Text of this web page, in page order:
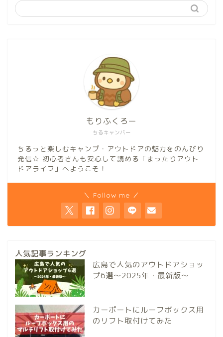
ちるキャンパー
もりふくろー
ちるっと楽しむキャンプ・アウトドアの魅力をのんびり
発信☆ 初心者さんも安心して読める「まったりアウト
ドアライフ」へようこそ！
＼ Follow me ／
人気記事ランキング
広島で人気のアウトドアショッ
プ6選～2025年・最新版～
カーポートにルーフボックス用
のリフト取付けてみた